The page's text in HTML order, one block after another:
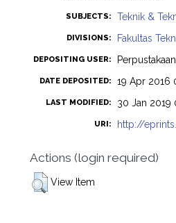
SUBJECTS: Teknik &
DIVISIONS: Fakultas
DEPOSITING USER:
DATE DEPOSITED: 19 Apr 2016
LAST MODIFIED: 30 Jan 2019
URI: http://
Actions (login required)
View Item